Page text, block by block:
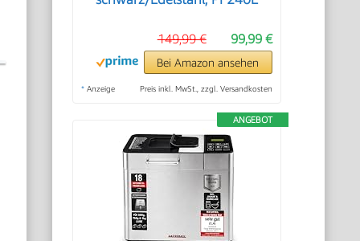
99,99 €
149,99 €
Bei Amazon ansehen
* Anzeige Preis inkl. MwSt., zzgl. Versandkosten
ANGEBOT